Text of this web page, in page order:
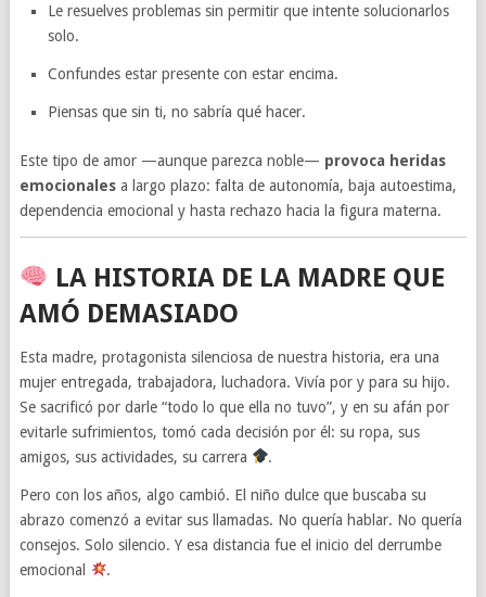
Le resuelves problemas sin permitir que intente solucionarlos
solo.
Confundes estar presente con estar encima.
Piensas que sin ti, no sabría qué hacer.
Este tipo de amor —aunque parezca noble— provoca heridas
emocionalesa largo plazo: falta de autonomía, baja autoestima,
dependencia emocional y hasta rechazo hacia la figura materna.
LA HISTORIA DE LA MADRE QUE
AMÓ DEMASIADO
Esta madre, protagonista silenciosa de nuestra historia, era una
mujer entregada, trabajadora, luchadora. Vivía por y para su hijo.
Se sacrificó por darle “todo lo que ella no tuvo”, y en su afán por
evitarle sufrimientos, tomó cada decisión por él: su ropa, sus
amigos, sus actividades, su carrera
.
Pero con los años, algo cambió. El niño dulce que buscaba su
abrazo comenzó a evitar sus llamadas. No quería hablar. No quería
consejos. Solo silencio. Y esa distancia fue el inicio del derrumbe
emocional
.